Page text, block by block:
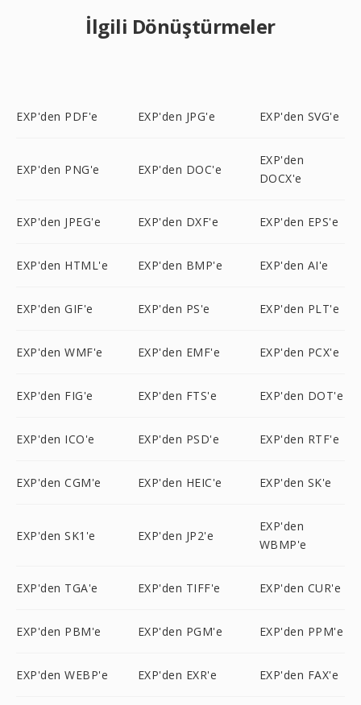
İlgili Dönüştürmeler
EXP'den PDF'e EXP'den JPG'e EXP'den SVG'e
EXP'den PNG'e EXP'den DOC'e
EXP'den
DOCX'e
EXP'den JPEG'e EXP'den DXF'e EXP'den EPS'e
EXP'den HTML'e EXP'den BMP'e EXP'den AI'e
EXP'den GIF'e EXP'den PS'e EXP'den PLT'e
EXP'den WMF'e EXP'den EMF'e EXP'den PCX'e
EXP'den FIG'e EXP'den FTS'e EXP'den DOT'e
EXP'den ICO'e EXP'den PSD'e EXP'den RTF'e
EXP'den CGM'e EXP'den HEIC'e EXP'den SK'e
EXP'den SK1'e EXP'den JP2'e
EXP'den
WBMP'e
EXP'den TGA'e EXP'den TIFF'e EXP'den CUR'e
EXP'den PBM'e EXP'den PGM'e EXP'den PPM'e
EXP'den WEBP'e EXP'den EXR'e EXP'den FAX'e